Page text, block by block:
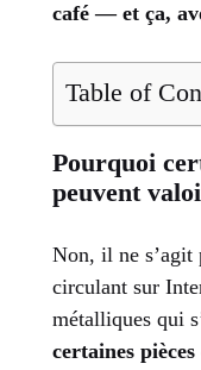
café — et ça,
Table of
Pourquoi
peuvent
Non, il ne s’agit
circulant sur
métalliques qui
certaines